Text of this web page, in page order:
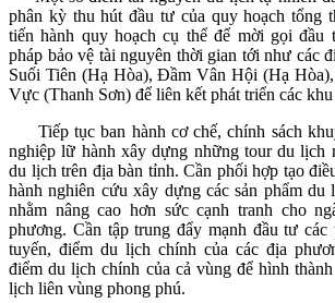
phân kỳ thu hút đầu tư của quy hoạch tổng
tiến hành quy hoạch cụ thể để mời gọi đầu
pháp bảo vệ tài nguyên thời gian tới như các
Suối Tiên (Hạ Hòa), Đầm Vân Hội (Hạ
Vực (Thanh Sơn) để liên kết phát triển các
Tiếp tục ban hành cơ chế, chính sách
nghiệp lữ hành xây dựng những tour du lịch
du lịch trên địa bàn tỉnh. Cần phối hợp tạo
hành nghiên cứu xây dựng các sản phẩm du
nhằm nâng cao hơn sức cạnh tranh cho
phương. Cần tập trung đẩy mạnh đầu tư các
tuyến, điểm du lịch chính của các địa
điểm du lịch chính của cả vùng để hình
lịch liên vùng phong phú.